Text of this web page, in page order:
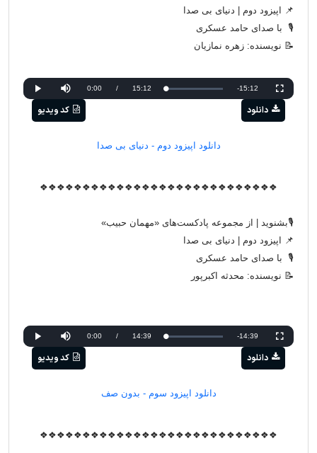
📌 اپیزود دوم | دنیای بی صدا
🎙 با صدای حامد عسکری
📝 نویسنده: زهره نمازیان
Play Mute Current
0:00 / Duration
15:12 Loaded:
0%
Progress:
0%
Remaining
Time
-15:12 Fullscreen
کد ویدیو دانلود
دانلود اپیزود دوم - دنیای بی صدا
❖❖❖❖❖❖❖❖❖❖❖❖❖❖❖❖❖❖❖❖❖❖❖❖❖❖❖❖
🎙بشنوید | از مجموعه پادکست‌های «مهمان حبیب»
📌 اپیزود دوم | دنیای بی صدا
🎙 با صدای حامد عسکری
📝 نویسنده: محدثه اکبرپور
Play Mute Current
0:00 / Duration
14:39 Loaded:
0%
Progress:
0%
Remaining
Time
-14:39 Fullscreen
کد ویدیو دانلود
دانلود اپیزود سوم - بدون صف
❖❖❖❖❖❖❖❖❖❖❖❖❖❖❖❖❖❖❖❖❖❖❖❖❖❖❖❖